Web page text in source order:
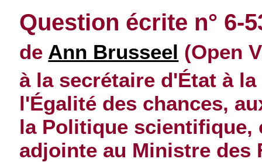
Question écrite n° 6-
de Ann Brusseel (Open
à la secrétaire d'État à
l'Égalité des chances,
la Politique scientifique,
adjointe au Ministre des